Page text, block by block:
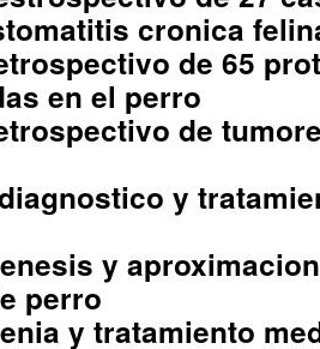
cronica
de 65
en el perro
de
y
y
perro
y tratamiento